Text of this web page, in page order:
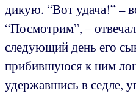
дикую. “Вот удача!” –
“Посмотрим”, –
следующий день его
прибившуюся к ним
удержавшись в седле,